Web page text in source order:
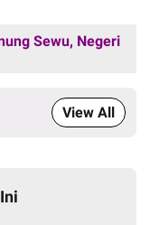
Sewu, Negeri
View All